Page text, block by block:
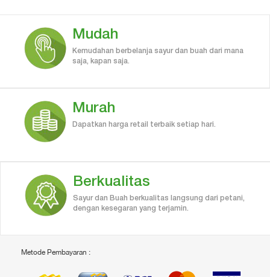
Mudah
Kemudahan berbelanja sayur dan buah dari mana
saja, kapan saja.
Murah
Dapatkan harga retail terbaik setiap hari.
Berkualitas
Sayur dan Buah berkualitas langsung dari petani,
dengan kesegaran yang terjamin.
Metode Pembayaran :